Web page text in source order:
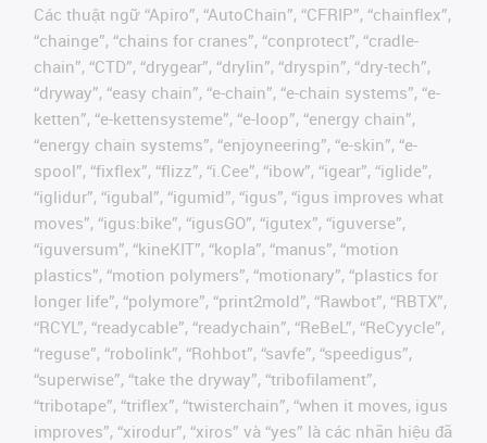
Các thuật ngữ “Apiro”, “AutoChain”, “CFRIP”, “chainflex”,
“chainge”, “chains for cranes”, “conprotect”, “cradle-
chain”, “CTD”, “drygear”, “drylin”, “dryspin”, “dry-tech”,
“dryway”, “easy chain”, “e-chain”, “e-chain systems”, “e-
ketten”, “e-kettensysteme”, “e-loop”, “energy chain”,
“energy chain systems”, “enjoyneering”, “e-skin”, “e-
spool”, “fixflex”, “flizz”, “i.Cee”, “ibow”, “igear”, “iglide”,
“iglidur”, “igubal”, “igumid”, “igus”, “igus improves what
moves”, “igus:bike”, “igusGO”, “igutex”, “iguverse”,
“iguversum”, “kineKIT”, “kopla”, “manus”, “motion
plastics”, “motion polymers”, “motionary”, “plastics for
longer life”, “polymore”, “print2mold”, “Rawbot”, “RBTX”,
“RCYL”, “readycable”, “readychain”, “ReBeL”, “ReCyycle”,
“reguse”, “robolink”, “Rohbot”, “savfe”, “speedigus”,
“superwise”, “take the dryway”, “tribofilament”,
“tribotape”, “triflex”, “twisterchain”, “when it moves, igus
improves”, “xirodur”, “xiros” và “yes” là các nhãn hiệu đã